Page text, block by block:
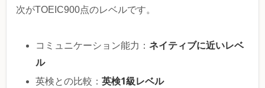
次がTOEIC900点のレベルです。
コミュニケーション能力：ネイティブに近いレベ
ル
英検との比較：英検1級レベル